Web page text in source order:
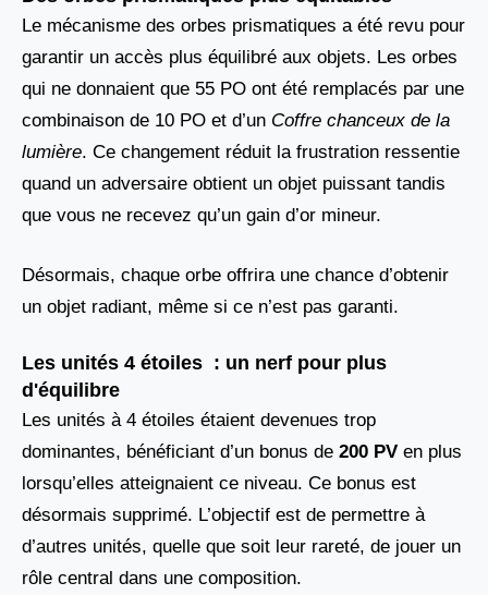
Le mécanisme des orbes prismatiques a été revu pour
garantir un accès plus équilibré aux objets. Les orbes
qui ne donnaient que 55 PO ont été remplacés par une
combinaison de 10 PO et d’un Coffre chanceux de la
lumière. Ce changement réduit la frustration ressentie
quand un adversaire obtient un objet puissant tandis
que vous ne recevez qu’un gain d’or mineur.
Désormais, chaque orbe offrira une chance d’obtenir
un objet radiant, même si ce n’est pas garanti.
Les unités 4 étoiles : un nerf pour plus
d'équilibre
Les unités à 4 étoiles étaient devenues trop
dominantes, bénéficiant d’un bonus de 200 PV en plus
lorsqu’elles atteignaient ce niveau. Ce bonus est
désormais supprimé. L’objectif est de permettre à
d’autres unités, quelle que soit leur rareté, de jouer un
rôle central dans une composition.